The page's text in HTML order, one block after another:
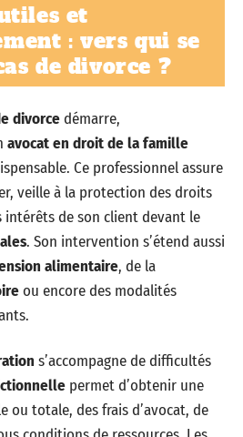
et
: vers qui se
de divorce ?
divorcedémarre,
avocat en droit de la famille
Ce professionnel assure
veille à la protection des droits
intérêts de son client devant le
. Son intervention s’étend aussi
alimentaire, de la
ou encore des modalités
s’accompagne de difficultés
permet d’obtenir une
ou totale, des frais d’avocat, de